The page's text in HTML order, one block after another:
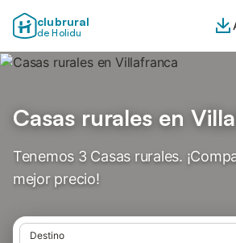
clubrural
de Holidu
Casas rurales en
Tenemos 3 Casas rurales.
mejor precio!
Destino